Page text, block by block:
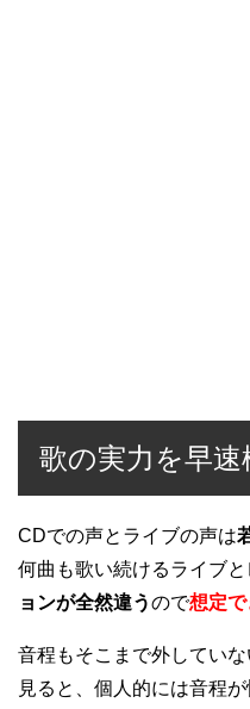
歌の実力を早速
CDでの声とライブの声は
何曲も歌い続けるライブ
ョンが全然違うので想定
音程もそこまで外してい
見ると、個人的には音程